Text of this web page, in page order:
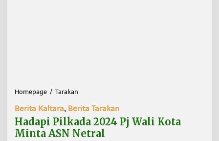
Homepage / Tarakan
d
a
p
i
Berita Kaltara, Berita Tarakan
Hadapi Pilkada 2024 Pj Wali Kota
Minta ASN Netral